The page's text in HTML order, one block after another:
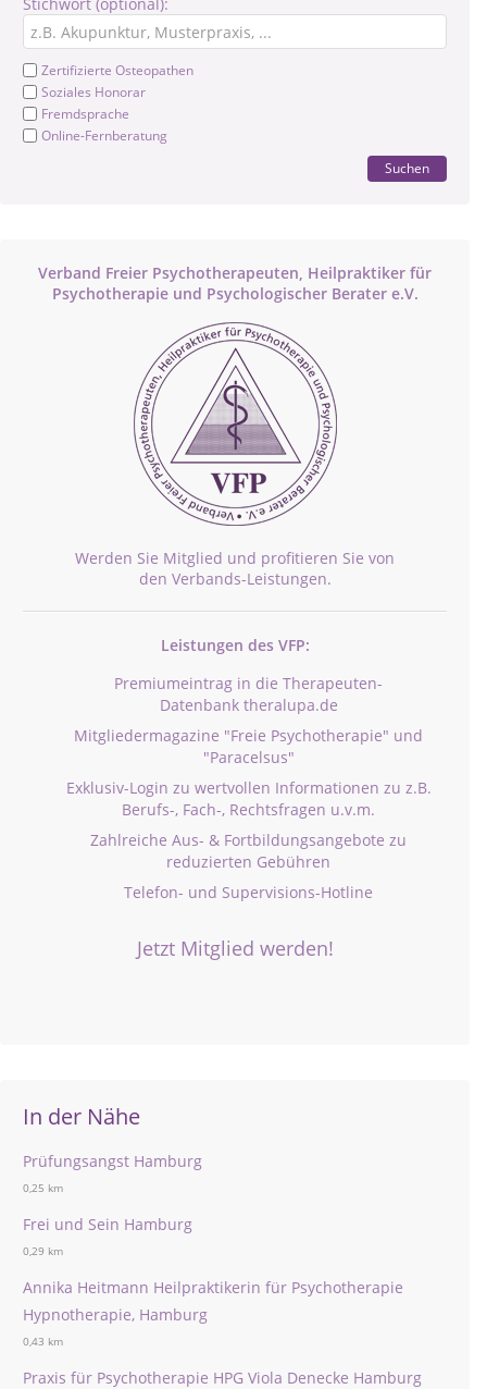
Zertifizierte Osteopathen
Soziales Honorar
Fremdsprache
Online-Fernberatung
Suchen
Verband Freier Psychotherapeuten, Heilpraktiker für
Psychotherapie und Psychologischer Berater e.V.
Werden Sie Mitglied und profitieren Sie von
den Verbands-Leistungen.
Leistungen des VFP:
Premiumeintrag in die Therapeuten-
Datenbank theralupa.de
Mitgliedermagazine "Freie Psychotherapie" und
"Paracelsus"
Exklusiv-Login zu wertvollen Informationen zu z.B.
Berufs-, Fach-, Rechtsfragen u.v.m.
Zahlreiche Aus- & Fortbildungsangebote zu
reduzierten Gebühren
Telefon- und Supervisions-Hotline
Jetzt Mitglied werden!
In der Nähe
Prüfungsangst Hamburg
0,25 km
Frei und Sein Hamburg
0,29 km
Annika Heitmann Heilpraktikerin für Psychotherapie
Hypnotherapie, Hamburg
0,43 km
Praxis für Psychotherapie HPG Viola Denecke Hamburg